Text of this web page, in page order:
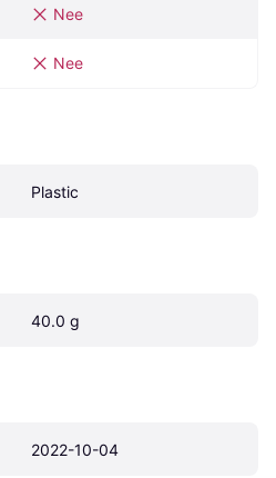
Nee
Nee
Plastic
40.0 g
2022-10-04